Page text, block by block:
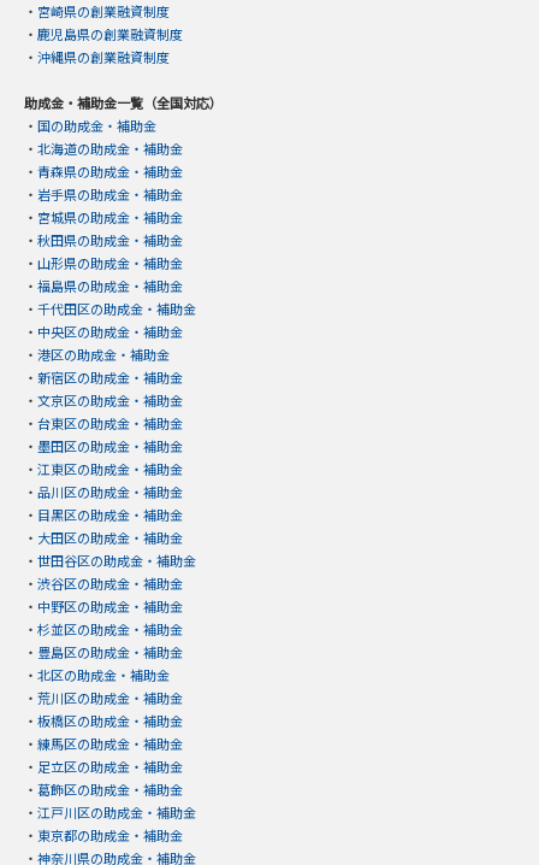
・ 宮崎県の創業融資制度
・ 鹿児島県の創業融資制度
・ 沖縄県の創業融資制度
助成金・補助金一覧（全国対応）
・ 国の助成金・補助金
・ 北海道の助成金・補助金
・ 青森県の助成金・補助金
・ 岩手県の助成金・補助金
・ 宮城県の助成金・補助金
・ 秋田県の助成金・補助金
・ 山形県の助成金・補助金
・ 福島県の助成金・補助金
・ 千代田区の助成金・補助金
・ 中央区の助成金・補助金
・ 港区の助成金・補助金
・ 新宿区の助成金・補助金
・ 文京区の助成金・補助金
・ 台東区の助成金・補助金
・ 墨田区の助成金・補助金
・ 江東区の助成金・補助金
・ 品川区の助成金・補助金
・ 目黒区の助成金・補助金
・ 大田区の助成金・補助金
・ 世田谷区の助成金・補助金
・ 渋谷区の助成金・補助金
・ 中野区の助成金・補助金
・ 杉並区の助成金・補助金
・ 豊島区の助成金・補助金
・ 北区の助成金・補助金
・ 荒川区の助成金・補助金
・ 板橋区の助成金・補助金
・ 練馬区の助成金・補助金
・ 足立区の助成金・補助金
・ 葛飾区の助成金・補助金
・ 江戸川区の助成金・補助金
・ 東京都の助成金・補助金
・ 神奈川県の助成金・補助金